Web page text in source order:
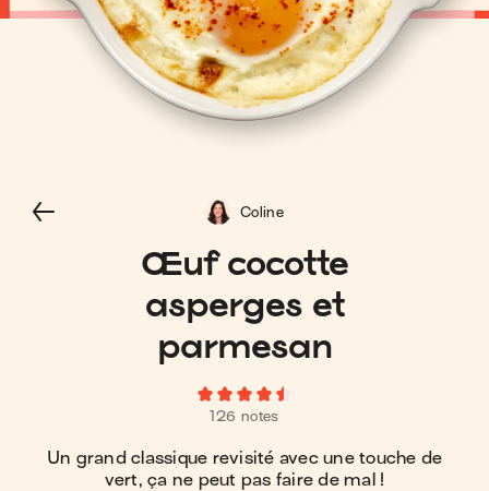
Œuf cocotte
asperges et
parmesan
126 notes
Un grand classique revisité avec une touche de
vert, ça ne peut pas faire de mal !
Coline